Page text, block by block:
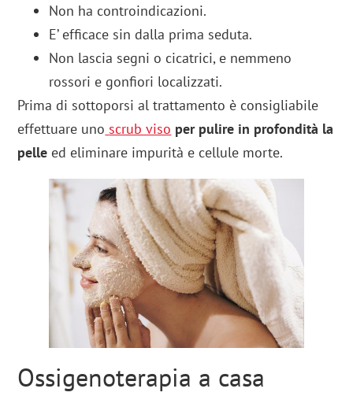
Non ha controindicazioni.
E’ efficace sin dalla prima seduta.
Non lascia segni o cicatrici, e nemmeno
rossori e gonfiori localizzati.
Prima di sottoporsi al trattamento è consigliabile
effettuare uno scrub viso per pulire in profondità la
pelle ed eliminare impurità e cellule morte.
Ossigenoterapia a casa